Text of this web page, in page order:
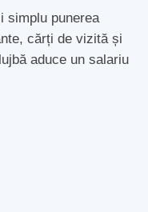
simplu punerea
cărți de vizită și
aduce un salariu